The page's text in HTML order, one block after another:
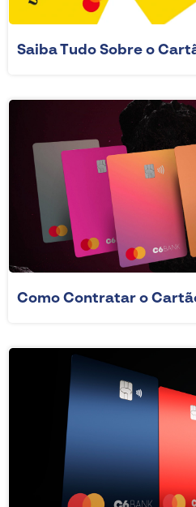
Saiba Tudo Sobre o
Como Contratar o